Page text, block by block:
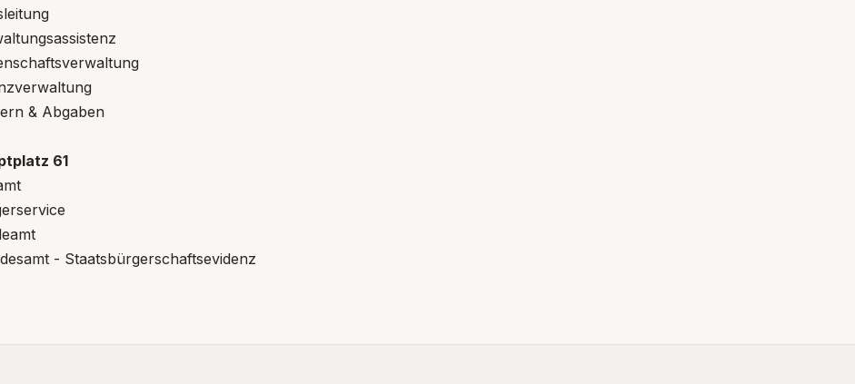
Ehrungen
Gemeindefinanzen
& Abgaben
61
- Staatsbürgerschaftsevidenz